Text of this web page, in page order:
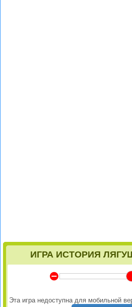
ИГРА ИСТОРИЯ
Y
Эта игра недоступна для мобильной